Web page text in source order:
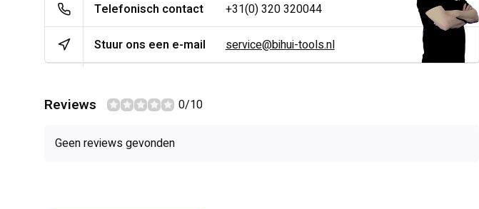
Telefonisch contact +31(0) 320 320044
Stuur ons een e-mail service@bihui-tools.nl
Reviews 0/10
Geen reviews gevonden